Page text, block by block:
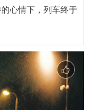
心情下，列车终于